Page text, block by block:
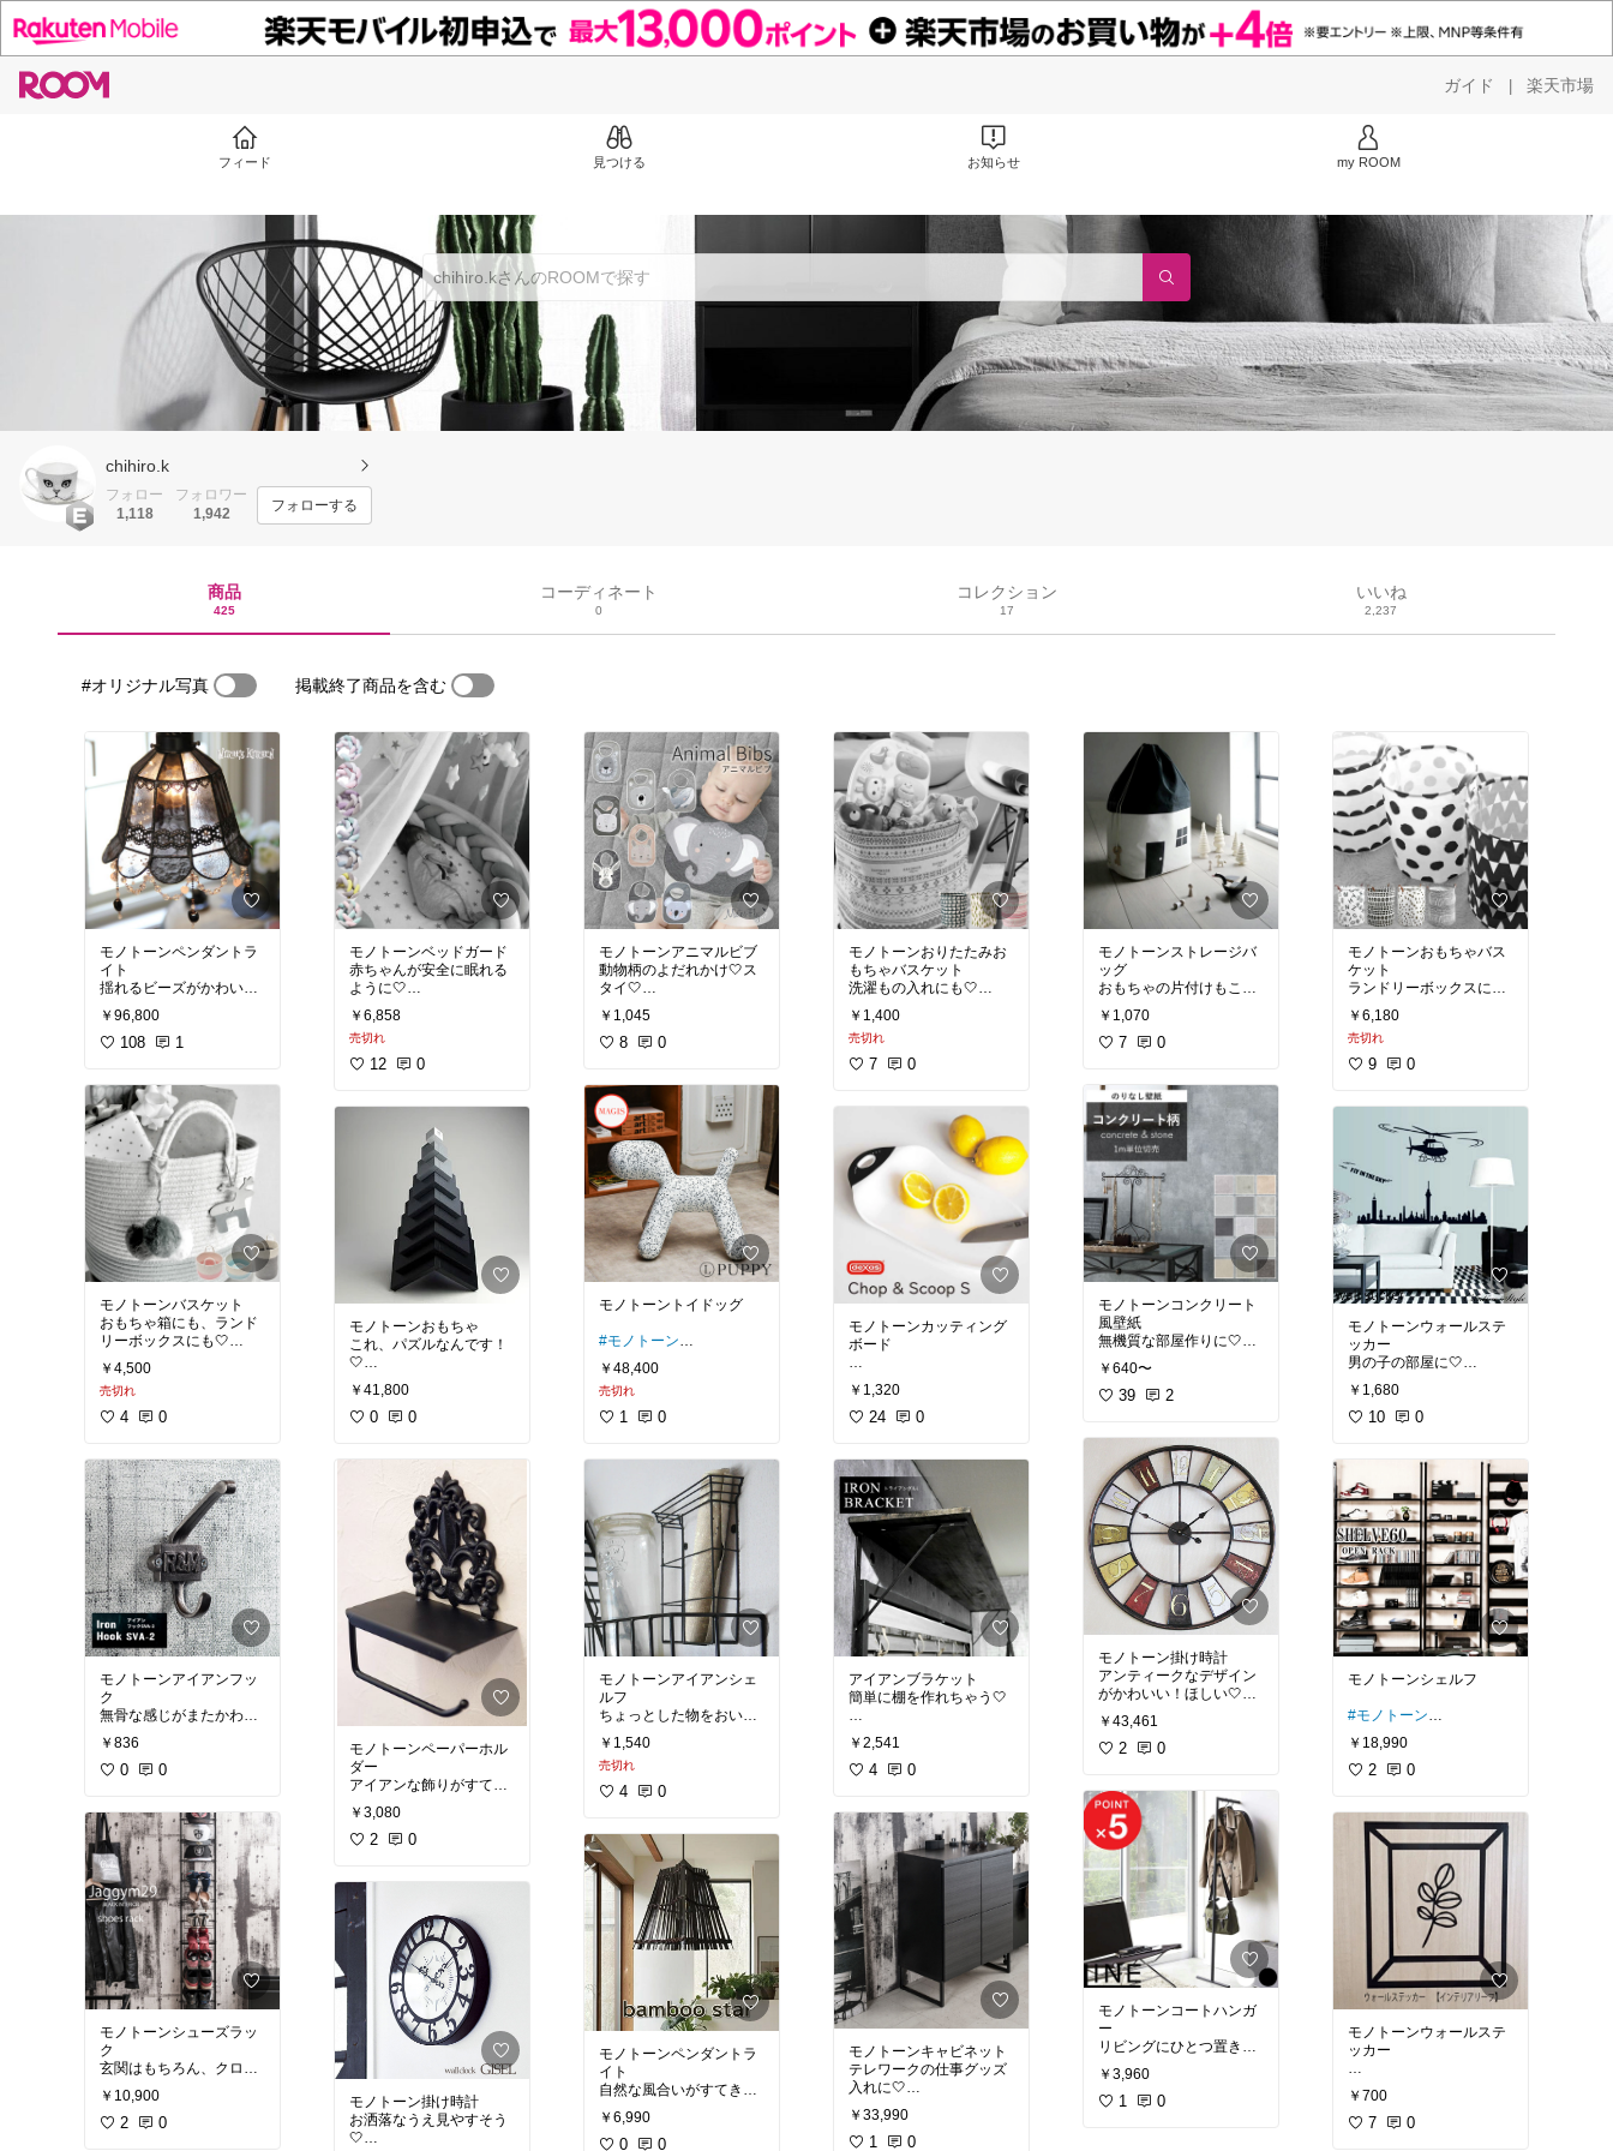
ガイド | 楽天市場
フィード 見つける お知らせ my ROOM
chihiro.k
フォロー
1,118
フォロワー
1,942
フォローする
商品
425
コーディネート
0
コレクション
17
いいね
2,237
#オリジナル写真 掲載終了商品を含む
モノトーンペンダントラ
イト
揺れるビーズがかわいい
🤍
#モノトーン
#モノトーンインテリア
#カッコいい部屋
#大人女子
￥96,800
108 1
モノトーンバスケット
おもちゃ箱にも、ランド
リーボックスにも🤍
#モノトーン
#モノクロ
#白黒
#大人女子
￥4,500
売切れ
4 0
モノトーンアイアンフッ
ク
無骨な感じがまたかわい
い🤍
#モノトーン
#モノトーンインテリア
#カッコいい部屋
#大人女子
￥836
0 0
モノトーンシューズラッ
ク
玄関はもちろん、クロー
ゼットにも🤍
#モノトーン
￥10,900
2 0
モノトーンベッドガード
赤ちゃんが安全に眠れる
ように🤍
#モノトーン
#モノクロ
#白黒
￥6,858
売切れ
12 0
モノトーンおもちゃ
これ、パズルなんです！
🤍
#モノトーン
#モノクロ
#カッコいい部屋
￥41,800
0 0
モノトーンペーパーホル
ダー
アイアンな飾りがすてき
🤍
#モノトーン
#モノトーンインテリア
#カッコいい部屋
#大人女子
￥3,080
2 0
モノトーン掛け時計
お洒落なうえ見やすそう
🤍
モノトーンアニマルビブ
動物柄のよだれかけ🤍ス
タイ🤍
#モノトーン
#モノクロ
#カッコいい部屋
#大人女子
￥1,045
8 0
モノトーントイドッグ
#モノトーン
#モノクロ
#白黒
#モノトーンインテリア
#カッコいい部屋
￥48,400
売切れ
1 0
モノトーンアイアンシェ
ルフ
ちょっとした物をおいた
り飾りたい🤍
#モノトーン
#モノクロ
#カッコいい部屋
#大人女子
￥1,540
売切れ
4 0
モノトーンペンダントラ
イト
自然な風合いがすてき🤍
#モノトーン
#モノクロ
￥6,990
0 0
モノトーンおりたたみお
もちゃバスケット
洗濯もの入れにも🤍
#モノトーン
#モノクロ
#白黒
￥1,400
売切れ
7 0
モノトーンカッティング
ボード
#モノトーン
#モノクロ
#白黒
#大人女子
￥1,320
24 0
アイアンブラケット
簡単に棚を作れちゃう🤍
#モノトーン
#モノクロ
#白黒
#大人女子
￥2,541
4 0
モノトーンキャビネット
テレワークの仕事グッズ
入れに🤍
#モノトーン
#モノクロ
￥33,990
1 0
モノトーンストレージバ
ッグ
おもちゃの片付けもこれ
なら楽しくできそう🤍
#モノトーン
#モノトーンインテリア
#カッコいい部屋
#大人女子
￥1,070
7 0
モノトーンコンクリート
風壁紙
無機質な部屋作りに🤍
#モノトーン
#モノクロ
#カッコいい部屋
#大人女子
￥640〜
39 2
モノトーン掛け時計
アンティークなデザイン
がかわいい！ほしい🤍
#モノトーン
#モノクロ
#カッコいい部屋
#大人女子
￥43,461
2 0
モノトーンコートハンガ
ー
リビングにひとつ置きた
い🤍
#モノトーン
￥3,960
1 0
モノトーンおもちゃバス
ケット
ランドリーボックスにも
🤍
#モノトーン
#モノクロ
#大人女子
￥6,180
売切れ
9 0
モノトーンウォールステ
ッカー
男の子の部屋に🤍
#モノトーン
#モノクロ
#大人女子
￥1,680
10 0
モノトーンシェルフ
#モノトーン
#モノクロ
#白黒
#モノトーンインテリア
￥18,990
2 0
モノトーンウォールステ
ッカー
#モノトーン
#モノクロ
#白黒
￥700
7 0